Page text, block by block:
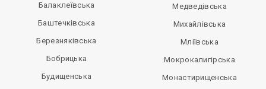
Балаклеївська
Баштечківська
Березняківська
Бобрицька
Будищенська
Медведівська
Михайлівська
Мліївська
Мокрокалигірська
Монастирищенська